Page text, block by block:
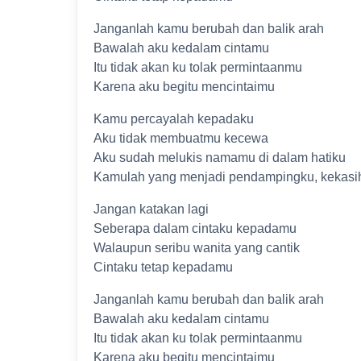
Janganlah kamu berubah dan balik arah
Bawalah aku kedalam cintamu
Itu tidak akan ku tolak permintaanmu
Karena aku begitu mencintaimu
Kamu percayalah kepadaku
Aku tidak membuatmu kecewa
Aku sudah melukis namamu di dalam hatiku
Kamulah yang menjadi pendampingku,
Jangan katakan lagi
Seberapa dalam cintaku kepadamu
Walaupun seribu wanita yang cantik
Cintaku tetap kepadamu
Janganlah kamu berubah dan balik arah
Bawalah aku kedalam cintamu
Itu tidak akan ku tolak permintaanmu
Karena aku begitu mencintaimu